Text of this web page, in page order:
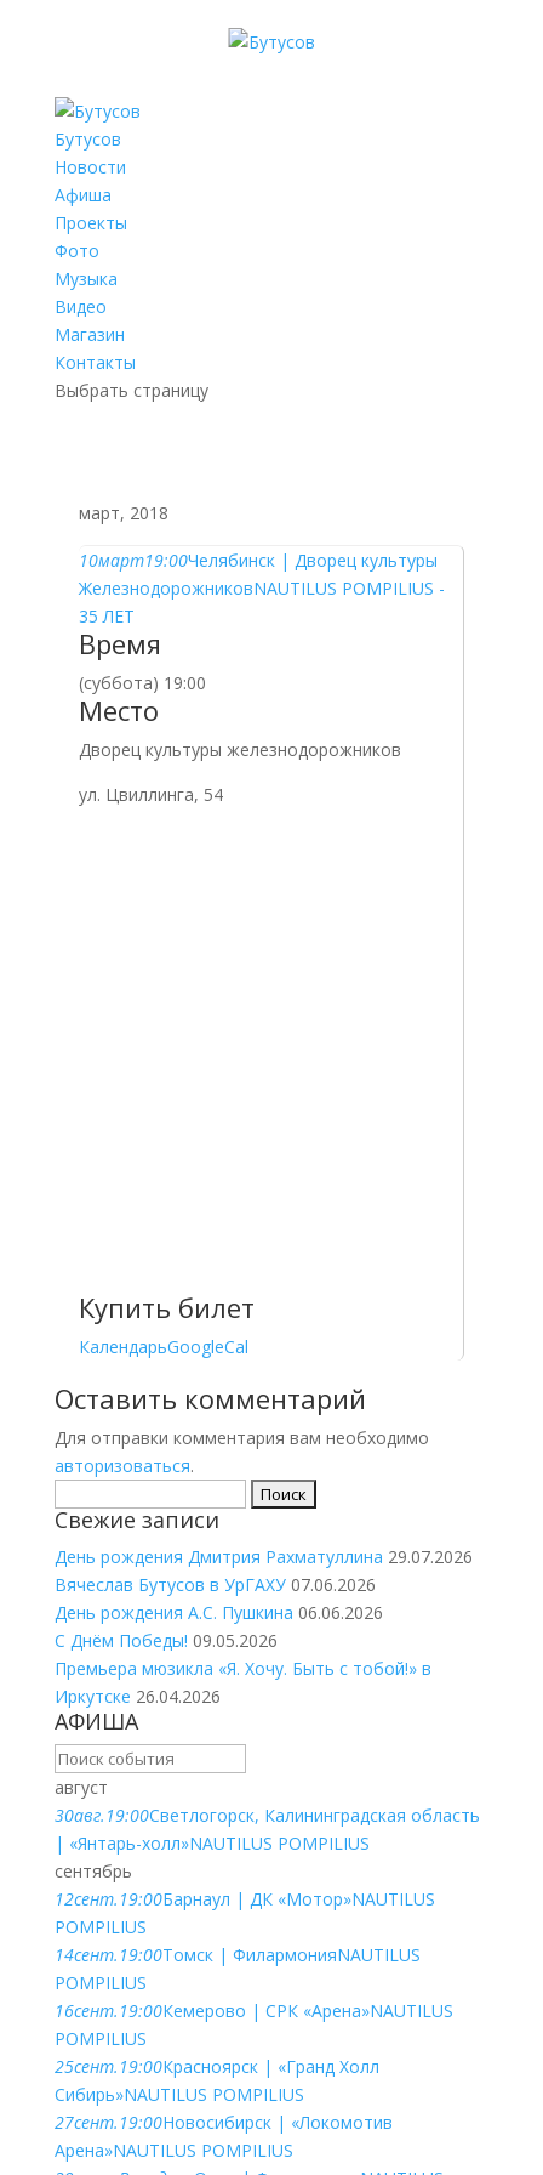
Бутусов
Новости
Афиша
Проекты
Фото
Музыка
Видео
Магазин
Контакты
Выбрать страницу
март, 2018
10март19:00Челябинск | Дворец культуры
ЖелезнодорожниковNAUTILUS POMPILIUS -
35 ЛЕТ
Время
(суббота) 19:00
Место
Дворец культуры железнодорожников
ул. Цвиллинга, 54
Купить билет
КалендарьGoogleCal
Оставить комментарий
Для отправки комментария вам необходимо
авторизоваться.
Свежие записи
День рождения Дмитрия Рахматуллина 29.07.2026
Вячеслав Бутусов в УрГАХУ 07.06.2026
День рождения А.С. Пушкина 06.06.2026
С Днём Победы! 09.05.2026
Премьера мюзикла «Я. Хочу. Быть с тобой!» в
Иркутске 26.04.2026
АФИША
август
30авг. 19:00Светлогорск, Калининградская область
| «Янтарь-холл»NAUTILUS POMPILIUS
сентябрь
12сент. 19:00Барнаул | ДК «Мотор»NAUTILUS
POMPILIUS
14сент. 19:00Томск | ФилармонияNAUTILUS
POMPILIUS
16сент. 19:00Кемерово | СРК «Арена»NAUTILUS
POMPILIUS
25сент. 19:00Красноярск | «Гранд Холл
Сибирь»NAUTILUS POMPILIUS
27сент. 19:00Новосибирск | «Локомотив
Арена»NAUTILUS POMPILIUS